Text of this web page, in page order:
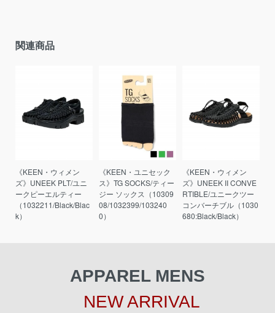
関連商品
《KEEN・ウィメン
ズ》UNEEK PLT/ユニ
ークピーエルティー
（1032211/Black/Blac
k）
《KEEN・ユニセック
ス》TG SOCKS/ティー
ジー ソックス（10309
08/1032399/103240
0）
《KEEN・ウィメン
ズ》UNEEK II CONVE
RTIBLE/ユニークツー
コンバーチブル（1030
680:Black/Black）
APPAREL MENS
NEW ARRIVAL